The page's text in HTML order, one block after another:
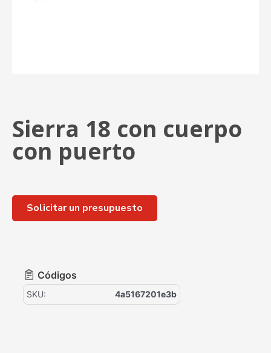
Sierra 18 con cuerpo
con puerto
Solicitar un presupuesto
Códigos
SKU: 4a5167201e3b